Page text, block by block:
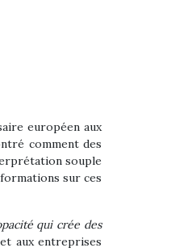
européen aux
comment des
souple
sur ces
qui crée des
aux entreprises